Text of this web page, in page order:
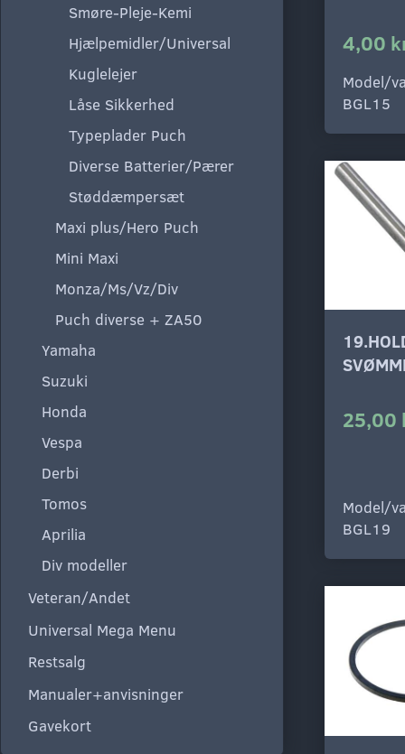
Smøre-Pleje-Kemi
Hjælpemidler/Universal
Kuglelejer
Låse Sikkerhed
Typeplader Puch
Diverse Batterier/Pærer
Støddæmpersæt
Maxi plus/Hero Puch
Mini Maxi
Monza/Ms/Vz/Div
Puch diverse + ZA50
Yamaha
Suzuki
Honda
Vespa
Derbi
Tomos
Aprilia
Div modeller
Veteran/Andet
Universal Mega Menu
Restsalg
Manualer+anvisninger
Gavekort
4,00
Model/
BGL15
25,00
Model/
BGL19